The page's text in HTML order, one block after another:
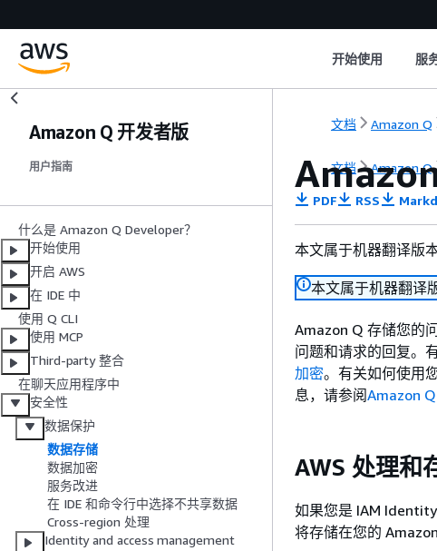
开始使用 服
Amazon Q 开发者版
用户指南
什么是 Amazon Q Developer？
开始使用
开启 AWS
在 IDE 中
使用 Q CLI
使用 MCP
Third-party 整合
在聊天应用程序中
安全性
数据保护
数据存储
数据加密
服务改进
在 IDE 和命令行中选择不共享数据
Cross-region 处理
Identity and access management
文档 Amazon Q
文档 Amazon Q
PDF RSS
本文属于机器翻译版
本文属于机器翻译
Amazon Q 存储您的
问题和请求的回复。
加密。有关如何使用
息，请参阅Amazon
AWS 处理和
如果您是 IAM
将存储在您的